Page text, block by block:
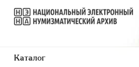
Каталог